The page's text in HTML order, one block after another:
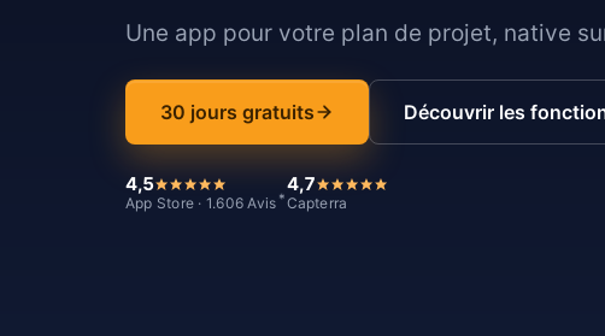
Une app pour votre plan de projet, native
30 jours gratuits Découvrir les
4,5
App Store · 1.606 Avis *
4,7
Capterra